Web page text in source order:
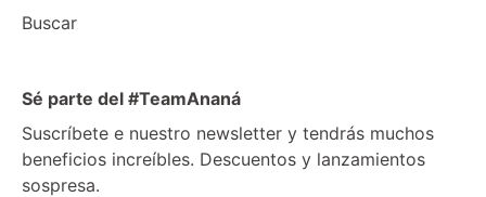
Buscar
Sé parte del #TeamAnaná
Suscríbete e nuestro newsletter y tendrás muchos
beneficios increíbles. Descuentos y lanzamientos
sospresa.